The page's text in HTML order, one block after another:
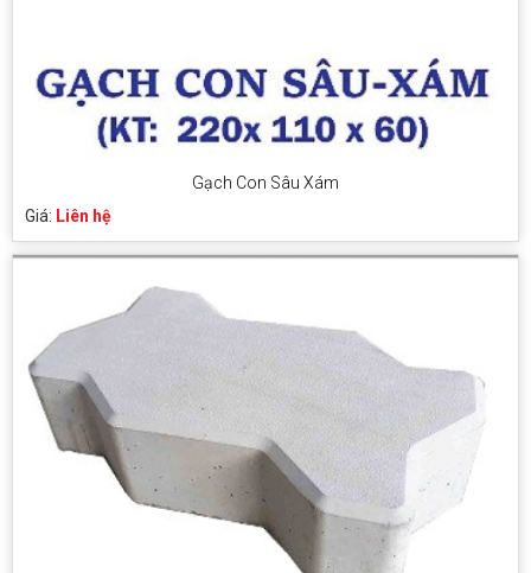
Gạch Con Sâu Xám
Giá: Liên hệ